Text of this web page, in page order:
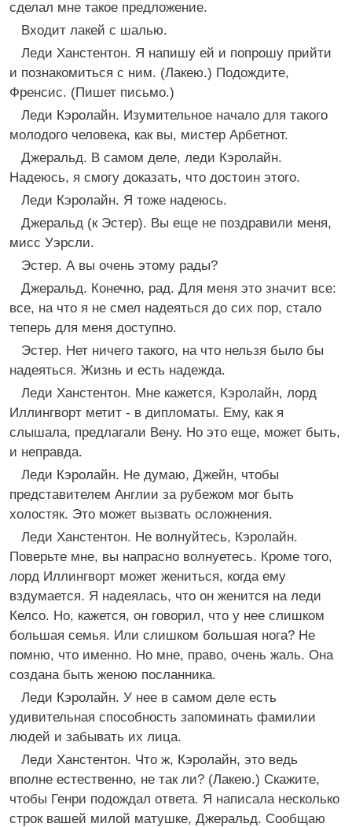
сделал мне такое предложение.
Входит лакей с шалью.
Леди Ханстентон. Я напишу ей и попрошу прийти
и познакомиться с ним. (Лакею.) Подождите,
Френсис. (Пишет письмо.)
Леди Кэролайн. Изумительное начало для такого
молодого человека, как вы, мистер Арбетнот.
Джеральд. В самом деле, леди Кэролайн.
Надеюсь, я смогу доказать, что достоин этого.
Леди Кэролайн. Я тоже надеюсь.
Джеральд (к Эстер). Вы еще не поздравили меня,
мисс Уэрсли.
Эстер. А вы очень этому рады?
Джеральд. Конечно, рад. Для меня это значит все:
все, на что я не смел надеяться до сих пор, стало
теперь для меня доступно.
Эстер. Нет ничего такого, на что нельзя было бы
надеяться. Жизнь и есть надежда.
Леди Ханстентон. Мне кажется, Кэролайн, лорд
Иллингворт метит - в дипломаты. Ему, как я
слышала, предлагали Вену. Но это еще, может быть,
и неправда.
Леди Кэролайн. Не думаю, Джейн, чтобы
представителем Англии за рубежом мог быть
холостяк. Это может вызвать осложнения.
Леди Ханстентон. Не волнуйтесь, Кэролайн.
Поверьте мне, вы напрасно волнуетесь. Кроме того,
лорд Иллингворт может жениться, когда ему
вздумается. Я надеялась, что он женится на леди
Келсо. Но, кажется, он говорил, что у нее слишком
большая семья. Или слишком большая нога? Не
помню, что именно. Но мне, право, очень жаль. Она
создана быть женою посланника.
Леди Кэролайн. У нее в самом деле есть
удивительная способность запоминать фамилии
людей и забывать их лица.
Леди Ханстентон. Что ж, Кэролайн, это ведь
вполне естественно, не так ли? (Лакею.) Скажите,
чтобы Генри подождал ответа. Я написала несколько
строк вашей милой матушке, Джеральд. Сообщаю